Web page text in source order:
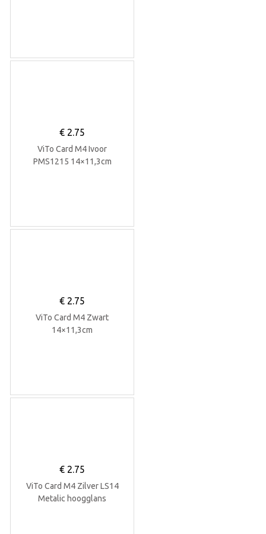
€ 2.75
ViTo Card M4 Ivoor
PMS1215 14×11,3cm
€ 2.75
ViTo Card M4 Zwart
14×11,3cm
€ 2.75
ViTo Card M4 Zilver LS14
Metalic hoogglans